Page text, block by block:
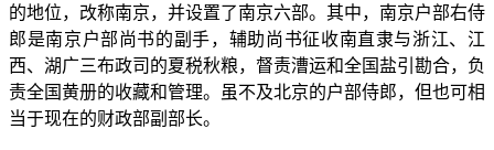
的地位，改称南京，并设置了南京六部。其中，南京户部右侍
郎是南京户部尚书的副手，辅助尚书征收南直隶与浙江、江
西、湖广三布政司的夏税秋粮，督责漕运和全国盐引勘合，负
责全国黄册的收藏和管理。虽不及北京的户部侍郎，但也可相
当于现在的财政部副部长。